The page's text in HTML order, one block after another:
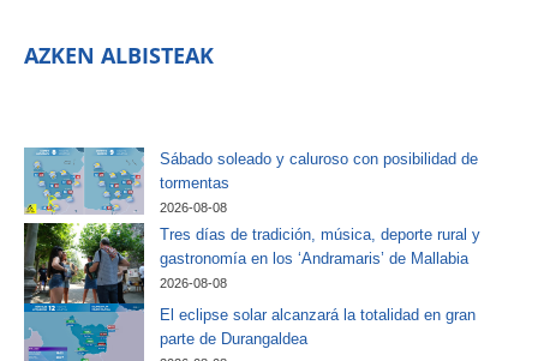
AZKEN ALBISTEAK
Sábado soleado y caluroso con posibilidad de
tormentas
2026-08-08
Tres días de tradición, música, deporte rural y
gastronomía en los ‘Andramaris’ de Mallabia
2026-08-08
El eclipse solar alcanzará la totalidad en gran
parte de Durangaldea